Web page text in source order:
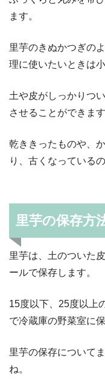
ます。
里芋のきぬかつぎの
理に使いたいときは
土や皮がしっかりつ
させることができます
乾ききったものや、
り、古くなっている
里芋の保存方
里芋は、土のついた
ールで保存します。
15度以下、25度以上
で冷蔵庫の野菜室に保
里芋の保存について
ね。